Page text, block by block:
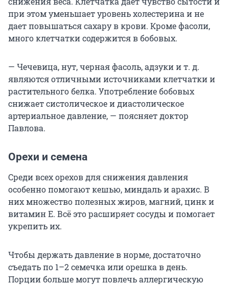
при этом уменьшает уровень холестерина и не
дает повышаться сахару в крови. Кроме фасоли,
много клетчатки содержится в бобовых.
— Чечевица, нут, черная фасоль, адзуки ит. д.
являются отличными источниками клетчатки и
растительного белка. Употребление бобовых
снижает систолическое и диастолическое
артериальное давление, — поясняет доктор
Павлова.
Орехи и семена
Среди всех орехов для снижения давления
особенно помогают кешью, миндаль и арахис. В
них множество полезных жиров, магний, цинк и
витамин Е. Всё это расширяет сосуды и помогает
укрепить их.
Чтобы держать давление в норме, достаточно
съедать по 1–2 семечка или орешка в день.
Порции больше могут повлечь аллергическую